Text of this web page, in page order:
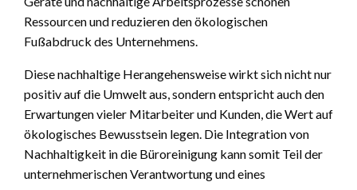
Ressourcen und reduzieren den ökologischen
Fußabdruck des Unternehmens.
Diese nachhaltige Herangehensweise wirkt sich nicht nur
positiv auf die Umwelt aus, sondern entspricht auch den
Erwartungen vieler Mitarbeiter und Kunden, die Wert auf
ökologisches Bewusstsein legen. Die Integration von
Nachhaltigkeit in die Büroreinigung kann somit Teil der
unternehmerischen Verantwortung und eines